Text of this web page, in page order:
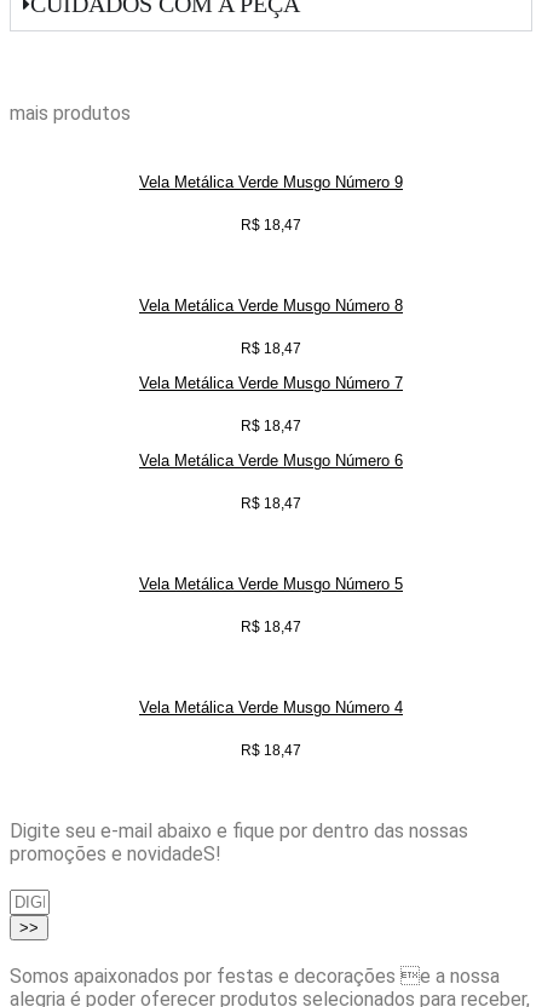
mais produtos
Vela Metálica Verde Musgo Número 9
R$ 18,47
Vela Metálica Verde Musgo Número 8
R$ 18,47
Vela Metálica Verde Musgo Número 7
R$ 18,47
Vela Metálica Verde Musgo Número 6
R$ 18,47
Vela Metálica Verde Musgo Número 5
R$ 18,47
Vela Metálica Verde Musgo Número 4
R$ 18,47
Digite seu e-mail abaixo e fique por dentro das nossas
promoções e novidadeS!
>>
Somos apaixonados por festas e decorações e a nossa
alegria é poder oferecer produtos selecionados para receber,